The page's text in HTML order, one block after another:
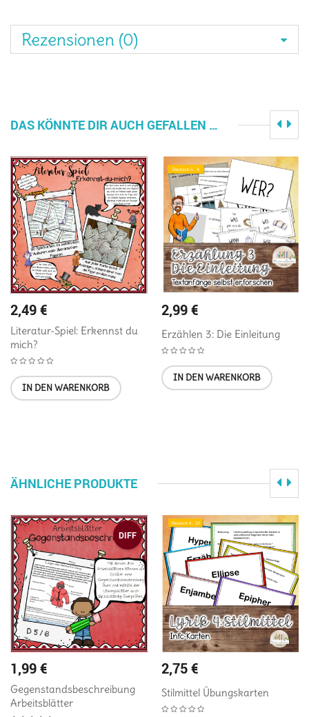
Rezensionen (0)
DAS KÖNNTE DIR AUCH GEFALLEN …
2,49€
Literatur-Spiel: Erkennst du
mich?
IN DEN WARENKORB
2,99€
Erzählen 3: Die Einleitung
IN DEN WARENKORB
ÄHNLICHE PRODUKTE
DIFF
1,99€
Gegenstandsbeschreibung
Arbeitsblätter
2,75€
Stilmittel Übungskarten